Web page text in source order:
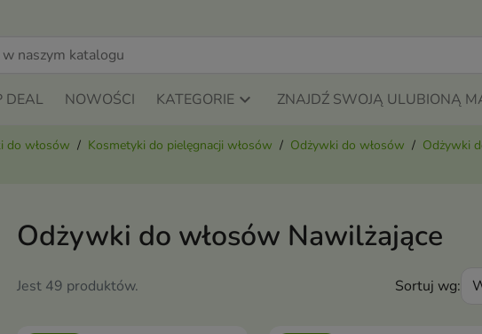
DEAL NOWOŚCI KATEGORIE ZNAJDŹ SWOJĄ ULUBIONĄ
do włosów Kosmetyki do pielęgnacji włosów Odżywki do włosów
Odżywki
Odżywki do włosów Nawilżające
Jest 49 produktów. Sortuj wg: